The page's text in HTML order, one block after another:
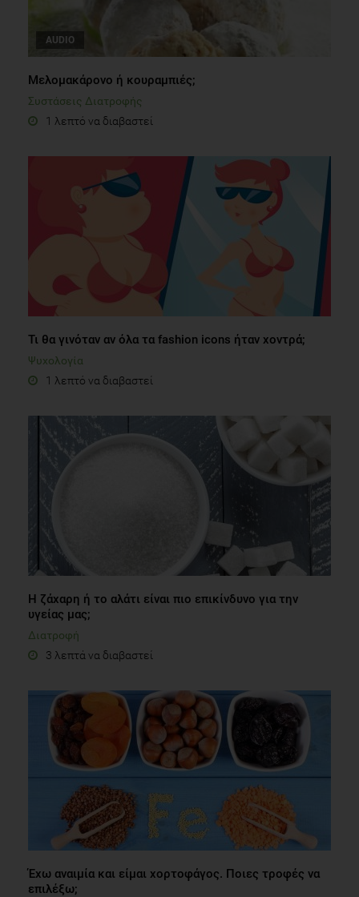
AUDIO
Μελομακάρονο ή κουραμπιές;
Συστάσεις Διατροφής
1 λεπτό να διαβαστεί
Τι θα γινόταν αν όλα τα fashion icons ήταν χοντρά;
Ψυχολογία
1 λεπτό να διαβαστεί
Η ζάχαρη ή το αλάτι είναι πιο επικίνδυνο για την
υγείας μας;
Διατροφή
3 λεπτά να διαβαστεί
Έχω αναιμία και είμαι χορτοφάγος. Ποιες τροφές να
επιλέξω;